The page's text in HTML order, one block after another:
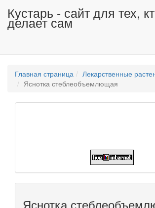
Кустарь - сайт для тех,
делает сам
Главная страница
Лекарственные
Яснотка стеблеобъемлющая
Яснотка